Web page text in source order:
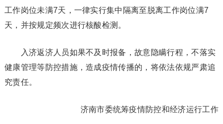
工作岗位未满7天，一律实行集中隔离至脱离工作岗位满7
天，并按规定频次进行核酸检测。
入济返济人员如果不及时报备，故意隐瞒行程，不落实
健康管理等防控措施，造成疫情传播的，将依法依规严肃追
究责任。
济南市委统筹疫情防控和经济运行工作